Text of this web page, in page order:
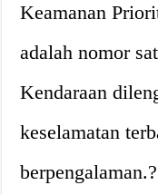
Keamanan
adalah nomor
Kendaraan
keselamatan